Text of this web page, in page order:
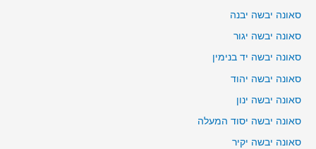
סאונה יבשה יבנה
סאונה יבשה יגור
סאונה יבשה יד בנימין
סאונה יבשה יהוד
סאונה יבשה ינון
סאונה יבשה יסוד המעלה
סאונה יבשה יקיר